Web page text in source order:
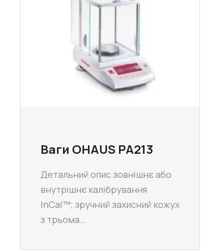
Ваги OHAUS PA213
Детальний опис зовнішнє або
внутрішнє калібрування
InCal™; зручний захисний кожух
з трьома…